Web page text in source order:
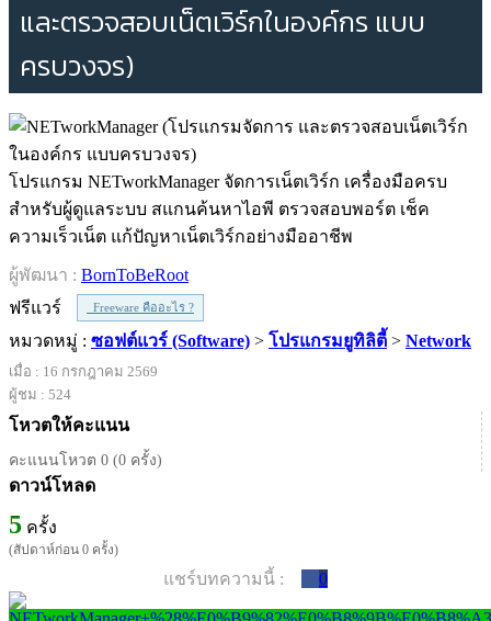
และตรวจสอบเน็ตเวิร์กในองค์กร แบบ
ครบวงจร)
โปรแกรม NETworkManager จัดการเน็ตเวิร์ก เครื่องมือครบ
สำหรับผู้ดูแลระบบ สแกนค้นหาไอพี ตรวจสอบพอร์ต เช็ค
ความเร็วเน็ต แก้ปัญหาเน็ตเวิร์กอย่างมืออาชีพ
ผู้พัฒนา : BornToBeRoot
ฟรีแวร์
Freeware คืออะไร ?
หมวดหมู่ : ซอฟต์แวร์ (Software) > โปรแกรมยูทิลิตี้ > Network
เมื่อ : 16 กรกฎาคม 2569
ผู้ชม : 524
โหวตให้คะแนน
คะแนนโหวต 0 (0 ครั้ง)
ดาวน์โหลด
5 ครั้ง
(สัปดาห์ก่อน 0 ครั้ง)
แชร์บทความนี้ : 0